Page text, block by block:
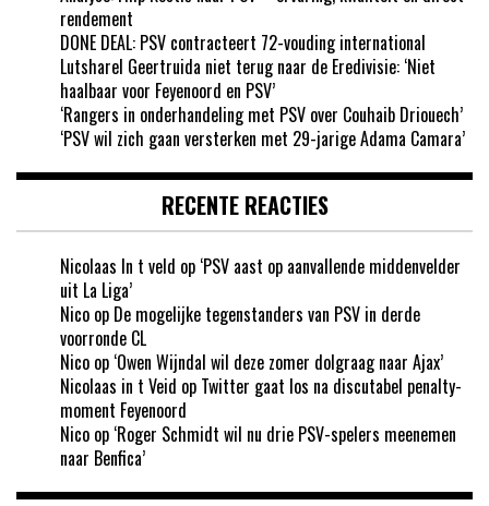
rendement
DONE DEAL: PSV contracteert 72-vouding international
Lutsharel Geertruida niet terug naar de Eredivisie: ‘Niet
haalbaar voor Feyenoord en PSV’
‘Rangers in onderhandeling met PSV over Couhaib Driouech’
‘PSV wil zich gaan versterken met 29-jarige Adama Camara’
RECENTE REACTIES
Nicolaas In t veld op ‘PSV aast op aanvallende middenvelder
uit La Liga’
Nico op De mogelijke tegenstanders van PSV in derde
voorronde CL
Nico op ‘Owen Wijndal wil deze zomer dolgraag naar Ajax’
Nicolaas in t Veid op Twitter gaat los na discutabel penalty-
moment Feyenoord
Nico op ‘Roger Schmidt wil nu drie PSV-spelers meenemen
naar Benfica’